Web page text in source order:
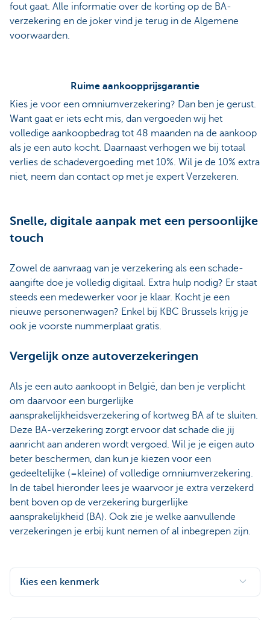
fout gaat. Alle informatie over de korting op de BA-
verzekering en de joker vind je terug in de Algemene
voorwaarden.
Ruime aankoopprijsgarantie
Kies je voor een omniumverzekering? Dan ben je gerust.
Want gaat er iets echt mis, dan vergoeden wij het
volledige aankoopbedrag tot 48 maanden na de aankoop
als je een auto kocht. Daarnaast verhogen we bij totaal
verlies de schadevergoeding met 10%. Wil je de 10% extra
niet, neem dan contact op met je expert Verzekeren.
Snelle, digitale aanpak met een persoonlijke
touch
Zowel de aanvraag van je verzekering als een schade-
aangifte doe je volledig digitaal. Extra hulp nodig? Er staat
steeds een medewerker voor je klaar. Kocht je een
nieuwe personenwagen? Enkel bij KBC Brussels krijg je
ook je voorste nummerplaat gratis.
Vergelijk onze autoverzekeringen
Als je een auto aankoopt in België, dan ben je verplicht
om daarvoor een burgerlijke
aansprakelijkheidsverzekering of kortweg BA af te sluiten.
Deze BA-verzekering zorgt ervoor dat schade die jij
aanricht aan anderen wordt vergoed. Wil je je eigen auto
beter beschermen, dan kun je kiezen voor een
gedeeltelijke (=kleine) of volledige omniumverzekering.
In de tabel hieronder lees je waarvoor je extra verzekerd
bent boven op de verzekering burgerlijke
aansprakelijkheid (BA). Ook zie je welke aanvullende
verzekeringen je erbij kunt nemen of al inbegrepen zijn.
Kies een kenmerk